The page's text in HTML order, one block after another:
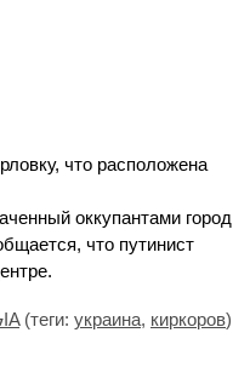
что расположена
оккупантами город
что путинист
(теги: украина, киркоров)